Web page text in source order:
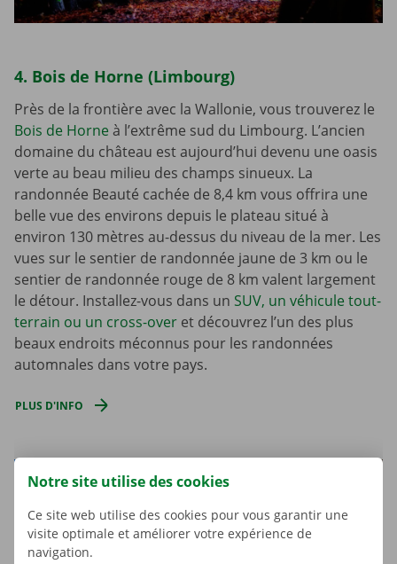
4. Bois de Horne (Limbourg)
Près de la frontière avec la Wallonie, vous trouverez le
Bois de Horne à l’extrême sud du Limbourg. L’ancien
domaine du château est aujourd’hui devenu une oasis
verte au beau milieu des champs sinueux. La
randonnée Beauté cachée de 8,4 km vous offrira une
belle vue des environs depuis le plateau situé à
environ 130 mètres au-dessus du niveau de la mer. Les
vues sur le sentier de randonnée jaune de 3 km ou le
sentier de randonnée rouge de 8 km valent largement
le détour. Installez-vous dans un SUV, un véhicule tout-
terrain ou un cross-over et découvrez l’un des plus
beaux endroits méconnus pour les randonnées
automnales dans votre pays.
PLUS D'INFO
Notre site utilise des cookies
Ce site web utilise des cookies pour vous garantir une
visite optimale et améliorer votre expérience de
navigation.